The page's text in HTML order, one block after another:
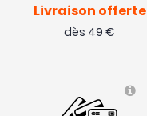
Livraison offerte
dès 49 €